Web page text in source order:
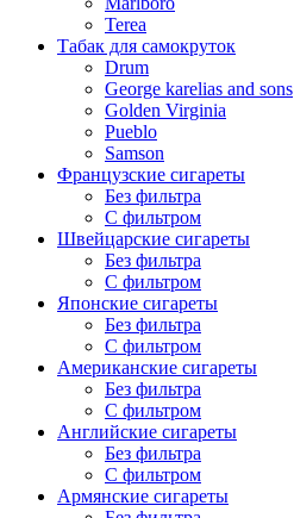
Terea
Табак для самокруток
Drum
George karelias and sons
Golden Virginia
Pueblo
Samson
Французские сигареты
Без фильтра
С фильтром
Швейцарские сигареты
Без фильтра
С фильтром
Японские сигареты
Без фильтра
С фильтром
Американские сигареты
Без фильтра
С фильтром
Английские сигареты
Без фильтра
С фильтром
Армянские сигареты